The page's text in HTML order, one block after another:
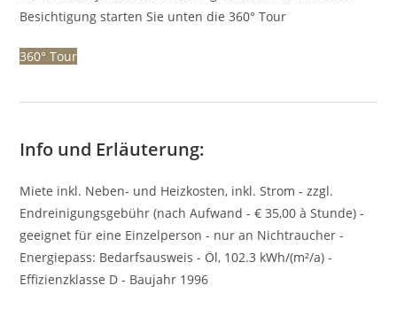
Besichtigung starten Sie unten die 360° Tour
360° Tour
Info und Erläuterung:
Miete inkl. Neben- und Heizkosten, inkl. Strom - zzgl.
Endreinigungsgebühr (nach Aufwand - € 35,00 à Stunde) -
geeignet für eine Einzelperson - nur an Nichtraucher -
Energiepass: Bedarfsausweis - Öl, 102.3 kWh/(m²/a) -
Effizienzklasse D - Baujahr 1996